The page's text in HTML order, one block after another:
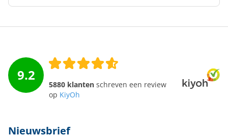
9.2
5880 klanten schreven een review
op KiyOh
Nieuwsbrief